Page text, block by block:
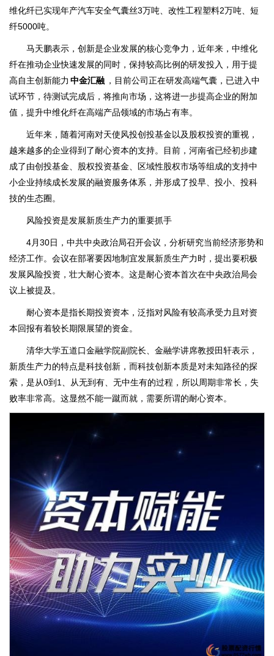
维化纤已实现年产汽车安全气囊丝3万吨、改性工程塑料2万吨、短
纤5000吨。
马天鹏表示，创新是企业发展的核心竞争力，近年来，中维化
纤在推动企业快速发展的同时，保持较高比例的研发投入，用于提
高自主创新能力 中金汇融 ，目前公司正在研发高端气囊，已进入中
试环节，待测试完成后，将推向市场，这将进一步提高企业的附加
值，提升中维化纤在高端产品领域的市场占有率。
近年来，随着河南对天使风投创投基金以及股权投资的重视，
越来越多的企业得到了耐心资本的支持。目前，河南省已经初步建
成了由创投基金、股权投资基金、区域性股权市场等组成的支持中
小企业持续成长发展的融资服务体系，并形成了投早、投小、投科
技的生态圈。
风险投资是发展新质生产力的重要抓手
4月30日，中共中央政治局召开会议，分析研究当前经济形势和
经济工作。会议在部署要因地制宜发展新质生产力时，提出要积极
发展风险投资，壮大耐心资本。这是耐心资本首次在中央政治局会
议上被提及。
耐心资本是指长期投资资本，泛指对风险有较高承受力且对资
本回报有着较长期限展望的资金。
清华大学五道口金融学院副院长、金融学讲席教授田轩表示，
新质生产力的特点是科技创新，而科技创新本质是对未知路径的探
索，是从0到1、从无到有、无中生有的过程，所以周期非常长，失
败率非常高。这显然不能一蹴而就，需要所谓的耐心资本。